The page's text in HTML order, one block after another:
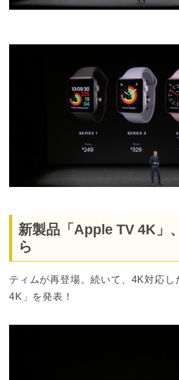
新製品「Apple TV 4K」
ら
ティムが再登場。続いて、4K対応
4K」を発表！